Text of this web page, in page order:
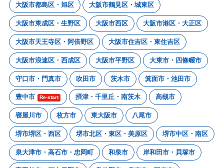
大阪市都島区・旭区 大阪市鶴見区・城東区
大阪市東成区・生野区 大阪市西区 大阪市港区・大正区
大阪市天王寺区・阿倍野区 大阪市住吉区・東住吉区
大阪市浪速区・西成区 大阪市平野区 大東市・四條畷市
守口市・門真市 吹田市 茨木市 箕面市・池田市
豊中市 Re-start 摂津・千里丘・南茨木 高槻市
寝屋川市 枚方市 東大阪市 八尾市
堺市堺区・西区 堺市北区・東区・美原区 堺市中区・南区
泉大津市・高石市・忠岡町 和泉市 岸和田市・貝塚市